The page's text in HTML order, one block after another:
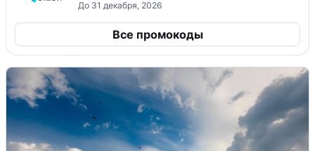
До 31 декабря, 2026
Все промокоды